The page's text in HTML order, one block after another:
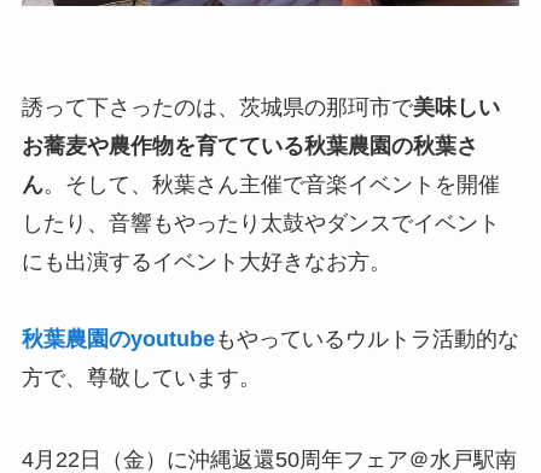
誘って下さったのは、茨城県の那珂市で美味しい
お蕎麦や農作物を育てている秋葉農園の秋葉さ
ん。そして、秋葉さん主催で音楽イベントを開催
したり、音響もやったり太鼓やダンスでイベント
にも出演するイベント大好きなお方。
秋葉農園のyoutubeもやっているウルトラ活動的な
方で、尊敬しています。
4月22日（金）に沖縄返還50周年フェア＠水戸駅南